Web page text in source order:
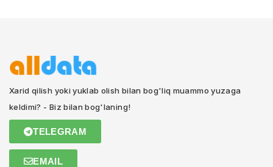
Xarid qilish yoki yuklab olish bilan bog'liq muammo yuzaga
keldimi? - Biz bilan bog'laning!
TELEGRAM
EMAIL